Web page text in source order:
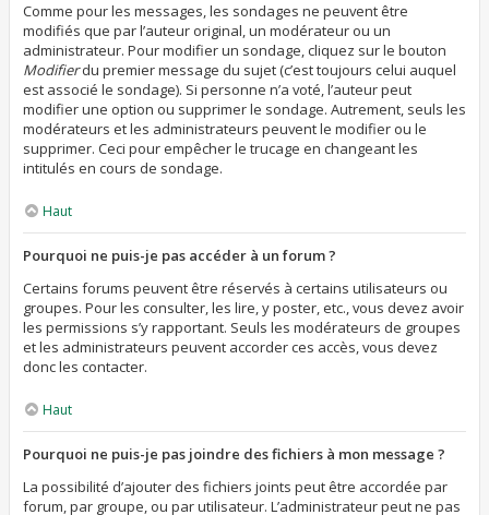
Comme pour les messages, les sondages ne peuvent être
modifiés que par l’auteur original, un modérateur ou un
administrateur. Pour modifier un sondage, cliquez sur le bouton
Modifierdu premier message du sujet (c’est toujours celui auquel
est associé le sondage). Si personne n’a voté, l’auteur peut
modifier une option ou supprimer le sondage. Autrement, seuls les
modérateurs et les administrateurs peuvent le modifier ou le
supprimer. Ceci pour empêcher le trucage en changeant les
intitulés en cours de sondage.
Haut
Pourquoi ne puis-je pas accéder à un forum ?
Certains forums peuvent être réservés à certains utilisateurs ou
groupes. Pour les consulter, les lire, y poster, etc., vous devez avoir
les permissions s’y rapportant. Seuls les modérateurs de groupes
et les administrateurs peuvent accorder ces accès, vous devez
donc les contacter.
Haut
Pourquoi ne puis-je pas joindre des fichiers à mon message ?
La possibilité d’ajouter des fichiers joints peut être accordée par
forum, par groupe, ou par utilisateur. L’administrateur peut ne pas